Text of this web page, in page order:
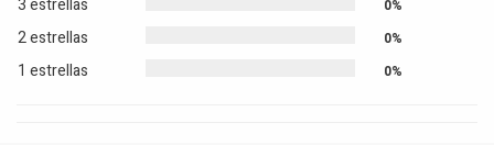
0%
2 estrellas 0%
1 estrellas 0%